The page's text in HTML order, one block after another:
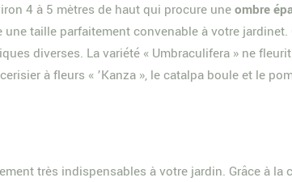
4 à 5 mètres de haut qui procure uneombre
une taille parfaitement convenable à votre jardinet.
diverses. La variété « Umbraculifera » ne
à fleurs « ’Kanza », le catalpa boule et le
très indispensables à votre jardin. Grâce à